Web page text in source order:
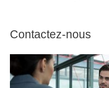
Contactez-nous